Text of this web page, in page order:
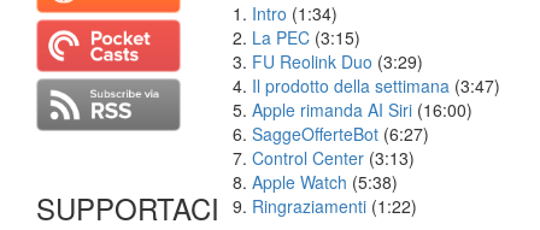
SUPPORTACI
Intro (1:34)
La PEC (3:15)
FU Reolink Duo (3:29)
Il prodotto della settimana (3:47)
Apple rimanda AI Siri (16:00)
SaggeOfferteBot (6:27)
Control Center (3:13)
Apple Watch (5:38)
Ringraziamenti (1:22)